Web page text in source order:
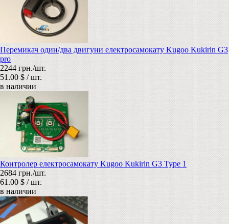
Перемикач один/два двигуни електросамокату Kugoo Kukirin G3
pro
2244 грн./шт.
51.00 $ / шт.
в наличии
Контролер електросамокату Kugoo Kukirin G3 Type 1
2684 грн./шт.
61.00 $ / шт.
в наличии